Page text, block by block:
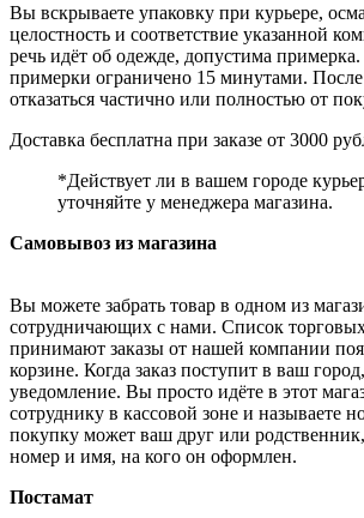
Вы вскрываете упаковку при курьере,
целостность и соответствие указанной
речь идёт об одежде, допустима
примерки ограничено 15 минутами.
отказаться частично или полностью от
Доставка бесплатна при заказе от 3000
*Действует ли в вашем городе
уточняйте у менеджера магазина.
Самовывоз из магазина
Вы можете забрать товар в одном из
сотрудничающих с нами. Список
принимают заказы от нашей компании
корзине. Когда заказ поступит в ваш
уведомление. Вы просто идёте в этот
сотруднику в кассовой зоне и называете
покупку может ваш друг или
номер и имя, на кого он оформлен.
Постамат